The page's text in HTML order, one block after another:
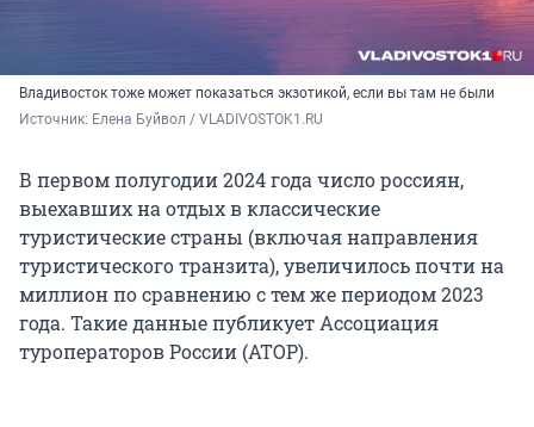
Владивосток тоже может показаться экзотикой, если вы там не были
Источник: Елена Буйвол / VLADIVOSTOK1.RU
В первом полугодии 2024 года число россиян,
выехавших на отдых в классические
туристические страны (включая направления
туристического транзита), увеличилось почти на
миллион по сравнению с тем же периодом 2023
года. Такие данные публикует Ассоциация
туроператоров России (АТОР).